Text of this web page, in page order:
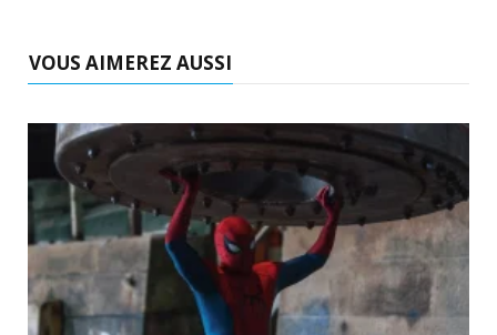
VOUS AIMEREZ AUSSI